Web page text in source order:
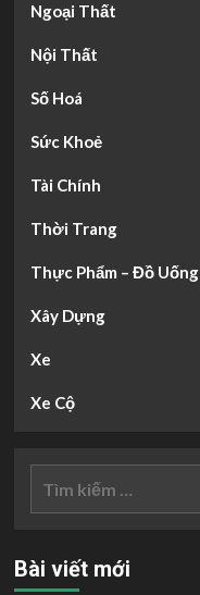
Ngoại Thất
Nội Thất
Số Hoá
Sức Khoẻ
Tài Chính
Thời Trang
Thực Phẩm – Đồ Uống
Xây Dựng
Xe
Xe Cộ
Bài viết mới